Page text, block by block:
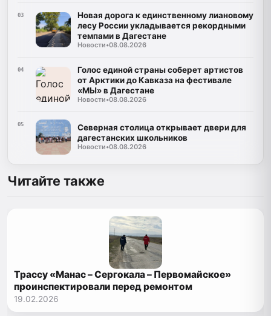
03
Новая дорога к единственному лиановому
лесу России укладывается рекордными
темпами в Дагестане
Новости•08.08.2026
04
Голос единой страны соберет артистов
от Арктики до Кавказа на фестивале
«МЫ» в Дагестане
Новости•08.08.2026
05
Северная столица открывает двери для
дагестанских школьников
Новости•08.08.2026
Читайте также
Трассу «Манас – Сергокала – Первомайское»
проинспектировали перед ремонтом
19.02.2026